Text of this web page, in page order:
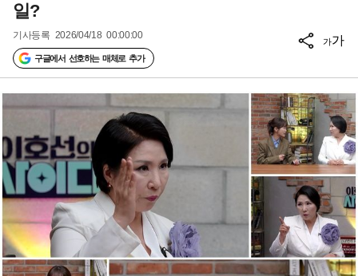
일?
기사등록 2026/04/18 00:00:00
구글에서 선호하는 매체로 추가
가가